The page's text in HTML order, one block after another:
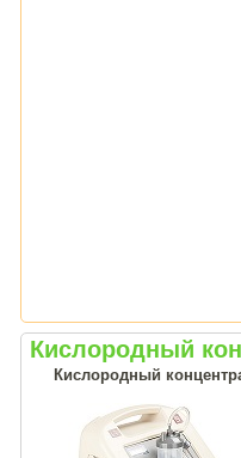
Кислородный
Кислородный